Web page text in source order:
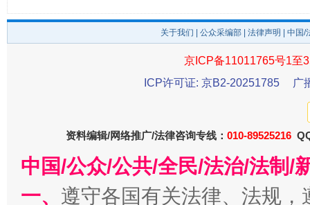
关于我们 公众采编部 法律声明 | 中国
京ICP备11011765号1至
ICP许可证: 京B2-20251785
广
资料编辑/网络推广/法律咨询专线： 010-89525216
中国/公众/公共/全民/法治/法制/
一、 遵守各国有关法律、法规